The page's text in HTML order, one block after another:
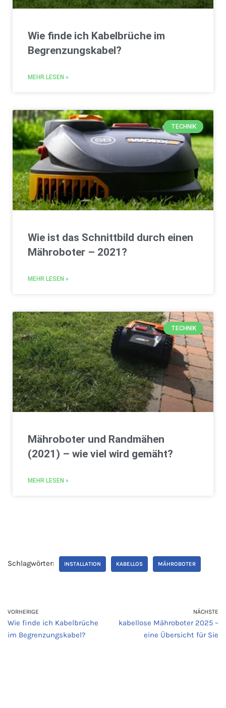
Wie finde ich Kabelbrüche im
Begrenzungskabel?
MEHR LESEN »
TECHNIK
Wie ist das Schnittbild durch einen
Mähroboter – 2021?
MEHR LESEN »
TECHNIK
Mähroboter und Randmähen
(2021) – wie viel wird gemäht?
MEHR LESEN »
Schlagwörter: INSTALLATION KABELLOS MÄHROBOTER
VORHERIGE
Wie finde ich Kabelbrüche
im Begrenzungskabel?
NÄCHSTE
kabellose Mähroboter 2025 –
eine Übersicht für Sie